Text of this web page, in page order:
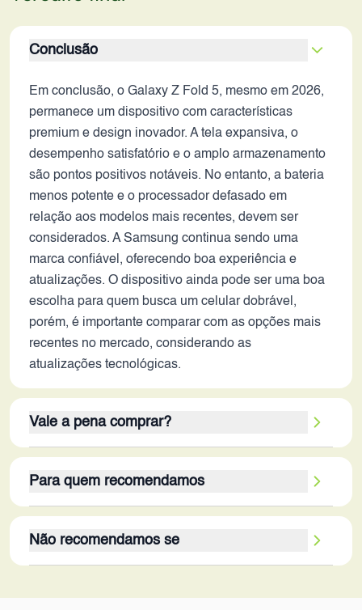
Conclusão
Em conclusão, o Galaxy Z Fold 5, mesmo em 2026,
permanece um dispositivo com características
premium e design inovador. A tela expansiva, o
desempenho satisfatório e o amplo armazenamento
são pontos positivos notáveis. No entanto, a bateria
menos potente e o processador defasado em
relação aos modelos mais recentes, devem ser
considerados. A Samsung continua sendo uma
marca confiável, oferecendo boa experiência e
atualizações. O dispositivo ainda pode ser uma boa
escolha para quem busca um celular dobrável,
porém, é importante comparar com as opções mais
recentes no mercado, considerando as
atualizações tecnológicas.
Vale a pena comprar?
dependerá das prioridades do usuário. O
dispositivo ainda vale a pena para quem busca
diferenciado, e não se importa em ter um
desempenho ligeiramente inferior ao dos modelos
Para quem recomendamos
que buscam uma experiência de smartphone
diferenciada e valorizam a versatilidade de um
Não recomendamos se